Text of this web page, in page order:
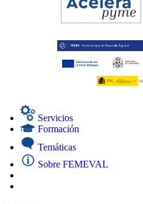
Servicios
Formación
Temáticas
Sobre FEMEVAL